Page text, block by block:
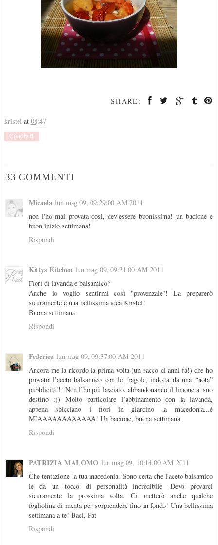
SHARE:
kristel at 08:47
Condividi
33 COMMENTI
Micaela lun mag 09, 09:29:00 AM 2011
non l'ho mai provata così, dev'essere buonissima! un bacione e
buon inizio settimana!
Rispondi
Kittys Kitchen lun mag 09, 09:31:00 AM 2011
Fiori di lavanda e balsamico?
Anche io voglio sentirmi così "provenzale"! La preparerò
sicuramente è una bellissima idea Kristel!
Buona settimana
Rispondi
Federica lun mag 09, 09:37:00 AM 2011
Ancora me la ricordo la prima volta (un sacco di anni fa!) che ho
provato l’aceto balsamico con le fragole, indotta da una “nota”
pubblicità!!! Non l’ho più lasciato, abbandonando il limone al suo
destino :)) Molto particolare l’abbinamento con la lavanda,
appena sbicciano i fiori in giardino la macedonia...è
MIAAAAAAAAAAAA! Un bacione, buona settimana
Rispondi
PATRIZIA MALOMO lun mag 09, 10:14:00 AM 2011
Che tentazione la tua macedonia. Sono certa che l'aceto balsamico
le da un tocco di personalità incredibile. Devo provarci
sicuramente la prossima volta. Ci metterò anche qualche
fogliolina di menta per sorprendere fino in fondo! Una bellissima
settimana a te! Baci, Pat
Rispondi